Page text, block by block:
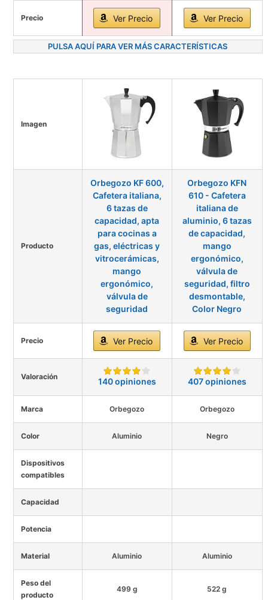
Precio Ver Precio Ver Precio
PULSA AQUÍ PARA VER MÁS CARACTERÍSTICAS
Imagen
Producto
Orbegozo KF 600,
Cafetera italiana,
6 tazas de
capacidad, apta
para cocinas a
gas, eléctricas y
vitrocerámicas,
mango
ergonómico,
válvula de
seguridad
Orbegozo KFN
610 - Cafetera
italiana de
aluminio, 6 tazas
de capacidad,
mango
ergonómico,
válvula de
seguridad, filtro
desmontable,
Color Negro
Precio Ver Precio Ver Precio
Valoración 140 opiniones 407 opiniones
Marca Orbegozo Orbegozo
Color Aluminio Negro
Dispositivos
compatibles
Capacidad
Potencia
Material Aluminio Aluminio
Peso del
producto
499 g 522 g